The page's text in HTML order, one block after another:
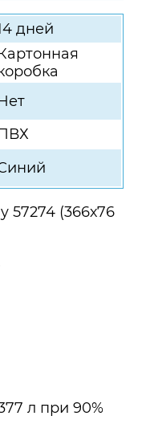
дней
57274 (366х76
л при 90%